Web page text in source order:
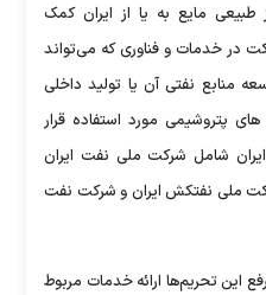
مایع به یا از ایران کمک
در خدمات و فناوری که می‌تواند
منابع نفتی آن یا تولید داخلی
های پتروشیمی مورد استفاده قرار
شامل شرکت ملی نفت ایران
ملی نفتکش ایران و شرکت نفت
این تحریم‌ها ارائه خدمات مربوط